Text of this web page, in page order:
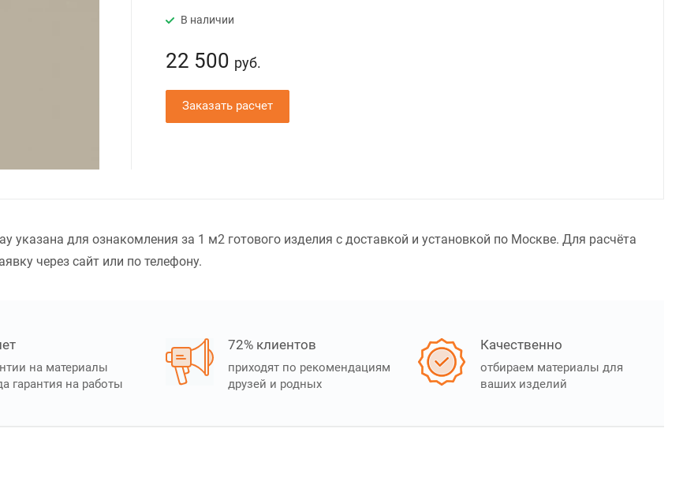
В наличии
22 500 руб.
Заказать расчет
указана для ознакомления за 1 м2 готового изделия с доставкой и установкой по Москве. Для расчёта
через сайт или по телефону.
на материалы
гарантия на работы
72% клиентов
приходят по рекомендациям
друзей и родных
Качественно
отбираем материалы для
ваших изделий